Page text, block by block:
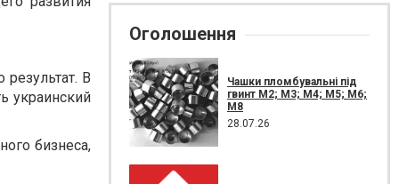
В
украинский
бизнеса,
Оголошення
Чашки пломбувальні під
гвинт М2; М3; М4; М5; М6;
М8
28.07.26